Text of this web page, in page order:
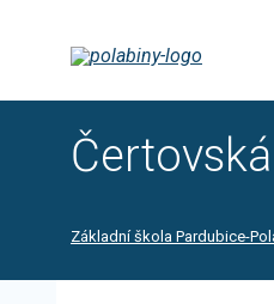
Základní škola Pardubice-